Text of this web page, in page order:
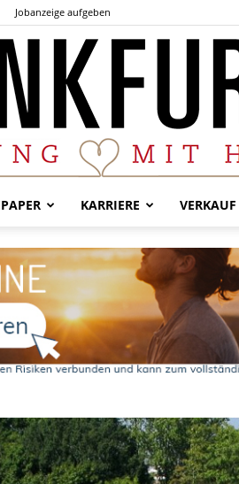
Jobanzeige aufgeben
Frankfurter
KARRIERE VERKAUF